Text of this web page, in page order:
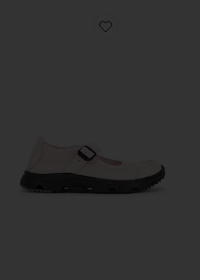
Favorite КРОССОВКИ